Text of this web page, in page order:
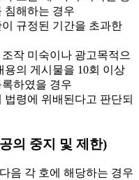
침해하는 경우
이 규정된 기간을 초과한
작 미숙이나 광고목적으
용의 게시물을 10회 이상
하였을 경우
법령에 위배된다고 판단되
의 중지 및 제한)
음 각 호에 해당하는 경우